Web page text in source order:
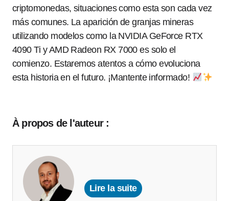
criptomonedas, situaciones como esta son cada vez
más comunes. La aparición de granjas mineras
utilizando modelos como la NVIDIA GeForce RTX
4090 Ti y AMD Radeon RX 7000 es solo el
comienzo. Estaremos atentos a cómo evoluciona
esta historia en el futuro. ¡Mantente informado!
À propos de l'auteur :
Lire la suite